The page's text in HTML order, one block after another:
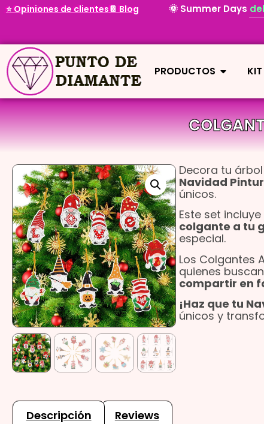
⭐ Opiniones de clientes📔 Blog 🌞 Summer Days
PRODUCTOS
Decora tu
Navidad
únicos.
Este set
colgante a tu
especial.
Los Colgantes
quienes
compartir en
¡Haz que tu
únicos y
Descripción Reviews